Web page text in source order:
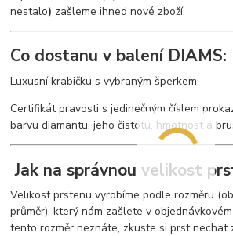
nestalo) zašleme ihned nové zboží.
Co dostanu v balení DIAMS:
Luxusní krabičku s vybraným šperkem.
Certifikát pravosti s jedinečným číslem
barvu diamantu, jeho čistotu, hmotnost a
Jak na správnou velikost
Velikost prstenu vyrobíme podle rozměru
průměr), který nám zašlete v
tento rozměr neznáte, zkuste si prst nechat